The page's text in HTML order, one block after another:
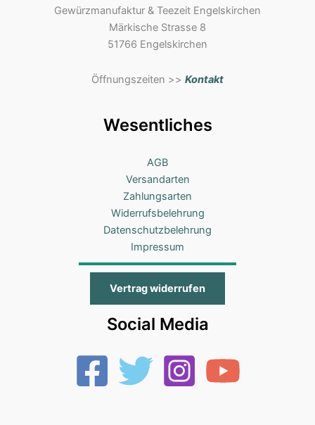
Gewürzmanufaktur & Teezeit Engelskirchen
Märkische Strasse 8
51766 Engelskirchen
Öffnungszeiten >> Kontakt
Wesentliches
AGB
Versandarten
Zahlungsarten
Widerrufsbelehrung
Datenschutzbelehrung
Impressum
Vertrag widerrufen
Social Media